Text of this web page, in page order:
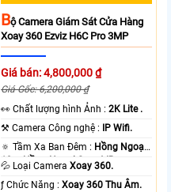
BỘ Camera Giám Sát Cửa Hàng
Xoay 360 Ezviz H6C Pro 3MP
Giá bán: 4,800,000 ₫
Giá Gốc: 6,200,000 ₫
️👀 Chất lượng hình Ảnh :2K Lite .
⚒ Camera Công nghệ :
IP Wifi.
🔅 Tầm Xa Ban Đêm : Hồng Ngoại
10m Hồng Ngoại Smart IR.
💦 Loại CameraXoay 360.
️ƒ Chức Năng :Xoay 360 Thu Âm.